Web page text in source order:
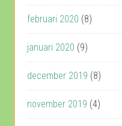
februari 2020 (8)
januari 2020 (9)
december 2019 (8)
november 2019 (4)